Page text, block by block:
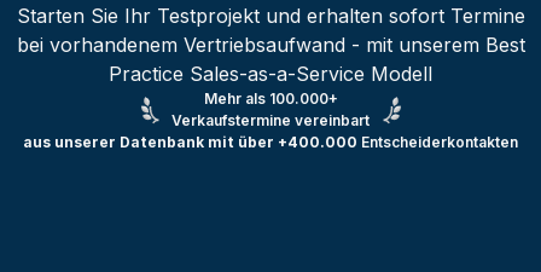
Starten Sie Ihr Testprojekt und erhalten sofort Termine
bei vorhandenem Vertriebsaufwand - mit unserem Best
Practice Sales-as-a-Service Modell
Mehr als 100.000+
Verkaufstermine vereinbart
aus unserer Datenbank mit über +400.000 Entscheiderkontakten